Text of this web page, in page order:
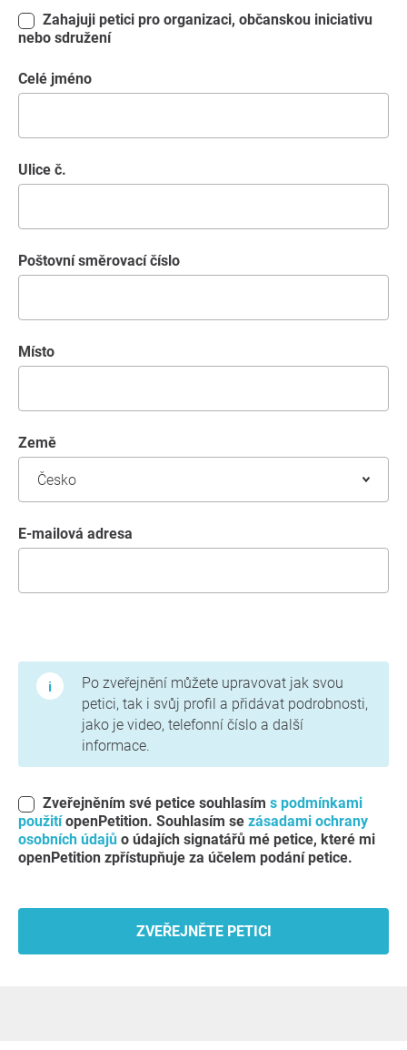
nebo sdružení
Celé jméno
Ulice č.
poštovní směrovací číslo
místo
země
E-mailová adresa
Po zveřejnění můžete upravovat jak svou
petici, tak i svůj profil a přidávat podrobnosti,
jako je video, telefonní číslo a další
informace.
Zveřejněním své petice souhlasím s podmínkami
použitíopenPetition. Souhlasím se zásadami ochrany
osobních údajů o údajích signatářů mé petice, které mi
openPetition zpřístupňuje za účelem podání petice.
ZVEŘEJNĚTE PETICI